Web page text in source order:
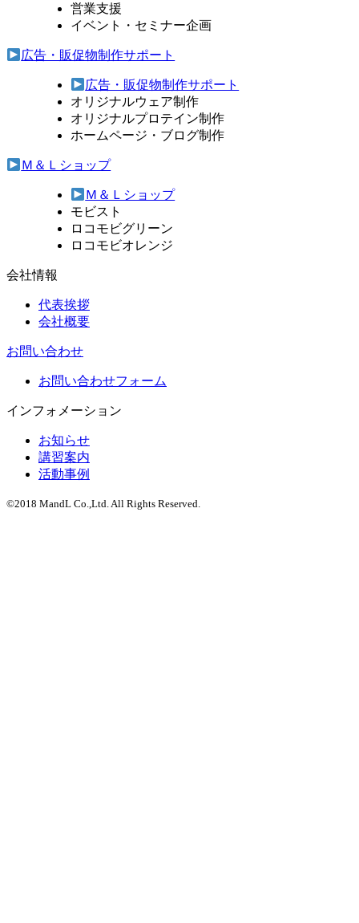
営業支援
イベント・セミナー企画
広告・販促物制作サポート
広告・販促物制作サポート
オリジナルウェア制作
オリジナルプロテイン制作
ホームページ・ブログ制作
Ｍ＆Ｌショップ
Ｍ＆Ｌショップ
モビスト
ロコモビグリーン
ロコモビオレンジ
会社情報
代表挨拶
会社概要
お問い合わせ
お問い合わせフォーム
インフォメーション
お知らせ
講習案内
活動事例
©2018 MandL Co.,Ltd. All Rights Reserved.